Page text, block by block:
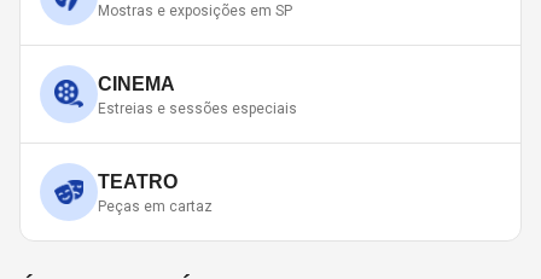
Mostras e exposições em SP
CINEMA
Estreias e sessões especiais
TEATRO
Peças em cartaz